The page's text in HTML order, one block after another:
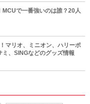
で一番強いのは誰？20人
マリオ、ミニオン、ハリーポ
、SINGなどのグッズ情報